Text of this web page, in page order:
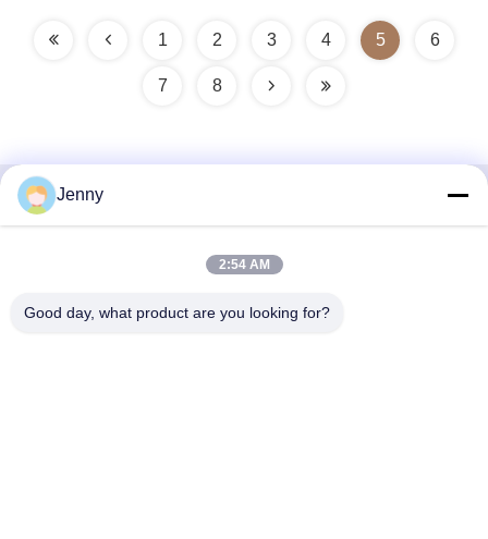
1 2 3 4 5 6
7 8
Contacto rápido
internacional de la Expo Hua Yi, calle Wugang, área de
Jenny
2:54 AM
Good day, what product are you looking for?